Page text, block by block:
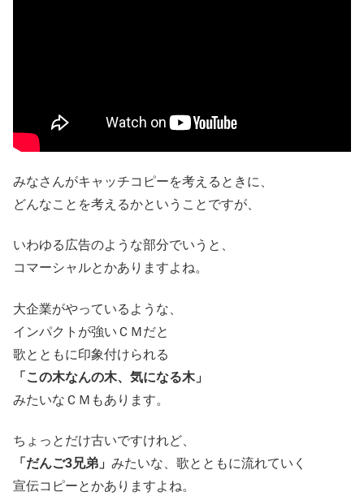
みなさんがキャッチコピーを考えるときに、
どんなことを考えるかということですが、
いわゆる広告のような部分でいうと、
コマーシャルとかありますよね。
大企業がやっているような、
インパクトが強いＣＭだと
歌とともに印象付けられる
「この木なんの木、気になる木」
みたいなＣＭもあります。
ちょっとだけ古いですけれど、
「だんご3兄弟」 みたいな、歌とともに流れていく
宣伝コピーとかありますよね。